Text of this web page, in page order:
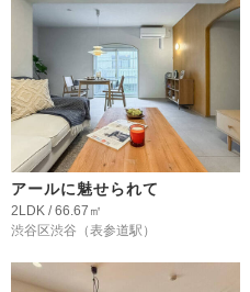
アールに魅せられて
2LDK / 66.67㎡
渋谷区渋谷 （表参道駅）